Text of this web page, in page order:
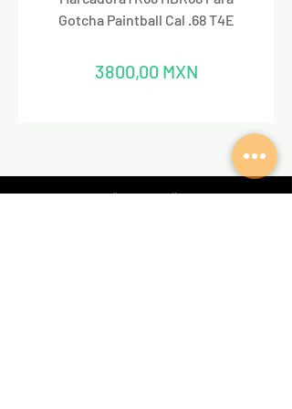
Gotcha Paintball Cal .68 T4E
Precio
3800,00 MXN